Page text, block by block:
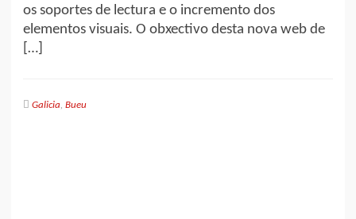
os soportes de lectura e o incremento dos
elementos visuais. O obxectivo desta nova web de
[…]
Galicia Bueu